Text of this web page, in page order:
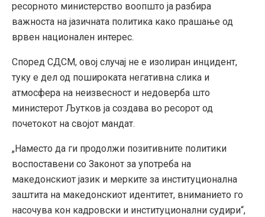
ресорното министерство воопшто ја разбира
важноста на јазичната политика како прашање од
врвен национален интерес.
Според СДСМ, овој случај не е изолиран инцидент,
туку е дел од пошироката негативна слика и
атмосфера на неизвесност и недоверба што
министерот Љутков ја создава во ресорот од
почетокот на својот мандат.
„Наместо да ги продолжи позитивните политики
воспоставени со Законот за употреба на
македонскиот јазик и мерките за институционална
заштита на македонскиот идентитет, вниманието го
насочува кон кадровски и институционални судири“,